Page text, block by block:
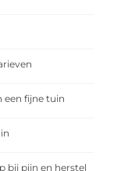
een fijne tuin
bij pijn en herstel